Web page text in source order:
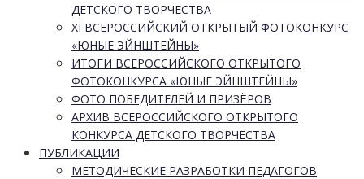
ДЕТСКОГО ТВОРЧЕСТВА
XI ВСЕРОССИЙСКИЙ ОТКРЫТЫЙ ФОТОКОНКУРС
«ЮНЫЕ ЭЙНШТЕЙНЫ»
ИТОГИ ВСЕРОССИЙСКОГО ОТКРЫТОГО
ФОТОКОНКУРСА «ЮНЫЕ ЭЙНШТЕЙНЫ»
ФОТО ПОБЕДИТЕЛЕЙ И ПРИЗЁРОВ
АРХИВ ВСЕРОССИЙСКОГО ОТКРЫТОГО
КОНКУРСА ДЕТСКОГО ТВОРЧЕСТВА
ПУБЛИКАЦИИ
МЕТОДИЧЕСКИЕ РАЗРАБОТКИ ПЕДАГОГОВ